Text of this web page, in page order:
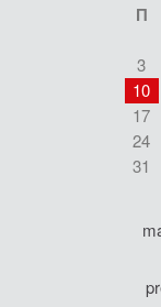
П
3
10
17
24
31